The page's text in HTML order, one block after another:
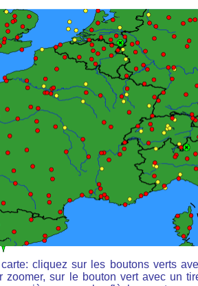
cliquez sur les boutons verts
zoomer, sur le bouton vert avec un